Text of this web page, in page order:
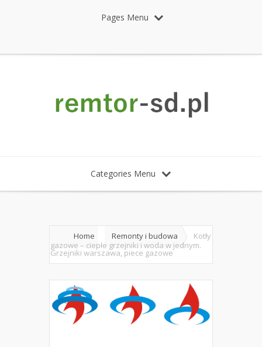
Pages Menu
Categories Menu
Home Remonty i budowa
Kotły
gazowe – ciepłe grzejniki i woda w jednym.
Grzejniki warszawa, piece gazowe